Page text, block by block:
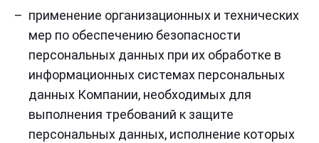
применение организационных и технических
мер по обеспечению безопасности
персональных данных при их обработке в
информационных системах персональных
данных Компании, необходимых для
выполнения требований к защите
персональных данных, исполнение которых